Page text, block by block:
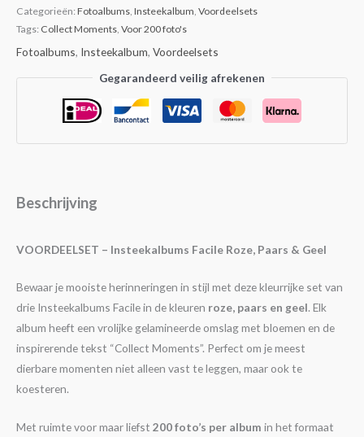
Categorieën: Fotoalbums Insteekalbum Voordeelsets
Tags: Collect Moments Voor 200 foto's
Fotoalbums, Insteekalbum, Voordeelsets
Gegarandeerd veilig afrekenen
Beschrijving
VOORDEELSET – Insteekalbums Facile Roze, Paars & Geel
Bewaar je mooiste herinneringen in stijl met deze kleurrijke set van
drie Insteekalbums Facile in de kleuren roze, paars en geel. Elk
album heeft een vrolijke gelamineerde omslag met bloemen en de
inspirerende tekst “Collect Moments”. Perfect om je meest
dierbare momenten niet alleen vast te leggen, maar ook te
koesteren.
Met ruimte voor maar liefst 200 foto’s per album in het formaat